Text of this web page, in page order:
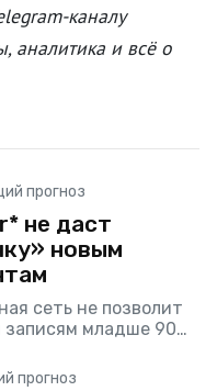
каналу
аналитика и всё о
прогноз
не даст
новым
сеть не позволит
записям младше 90
Blue, когда она
прогноз